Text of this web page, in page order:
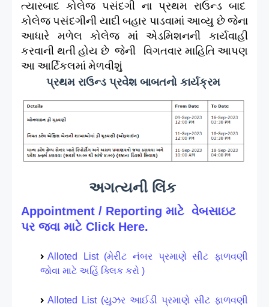
ત્યારબાદ કોલેજ પસંદગી ના પ્રથમ રાઉન્ડ બાદ
કોલેજ પસંદગીની યાદી બહાર પાડવામાં આવ્યુ છે જેના
આધારે મળેલ કોલેજ માંં એડમિશનની કાર્યવાહી
કરવાની થતી હોય છે જેની વિગતવાર માહિતિ આપણ
આ આર્ટિકલમાં મેળવીશું
પ્રથમ રાઉન્ડ પ્રવેશ બાબતનો કાર્યક્રમ
અગત્યની લિંક
Appointment / Reporting માટે વેબસાઇટ
પર જવા માટે Click Here.
Alloted List (મેરીટ નંબર પ્રમાણે સીટ ફાળવણી
જોવા માટે અહિં ક્લિક કરો )
Alloted List (યુઝર આઈડી પ્રમાણે સીટ ફાળવણી